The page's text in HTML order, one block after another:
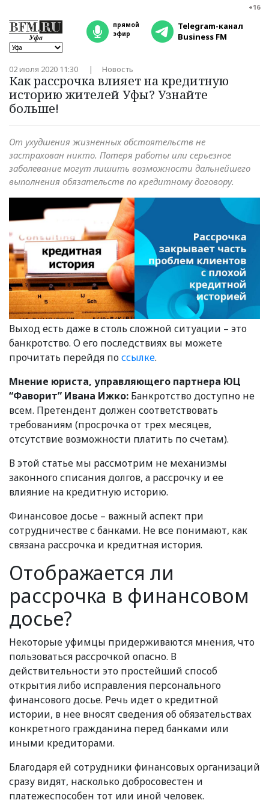
+16
прямой
эфир
Telegram-канал
Business FM
02 июля 2020 11:30 Новость
Как рассрочка влияет на кредитную
историю жителей Уфы? Узнайте
больше!
От ухудшения жизненных обстоятельств не
застрахован никто. Потеря работы или серьезное
заболевание могут лишить возможности дальнейшего
выполнения обязательств по кредитному договору.
Выход есть даже в столь сложной ситуации – это
банкротство. О его последствиях вы можете
прочитать перейдя поссылке.
Мнение юриста, управляющего партнера ЮЦ
“Фаворит” Ивана Ижко: Банкротство доступно не
всем. Претендент должен соответствовать
требованиям (просрочка от трех месяцев,
отсутствие возможности платить по счетам).
В этой статье мы рассмотрим не механизмы
законного списания долгов, а рассрочку и ее
влияние на кредитную историю.
Финансовое досье – важный аспект при
сотрудничестве с банками. Не все понимают, как
связана рассрочка и кредитная история.
Отображается ли
рассрочка в финансовом
досье?
Некоторые уфимцы придерживаются мнения, что
пользоваться рассрочкой опасно. В
действительности это простейший способ
открытия либо исправления персонального
финансового досье. Речь идет о кредитной
истории, в нее вносят сведения об обязательствах
конкретного гражданина перед банками или
иными кредиторами.
Благодаря ей сотрудники финансовых организаций
сразу видят, насколько добросовестен и
платежеспособен тот или иной человек.